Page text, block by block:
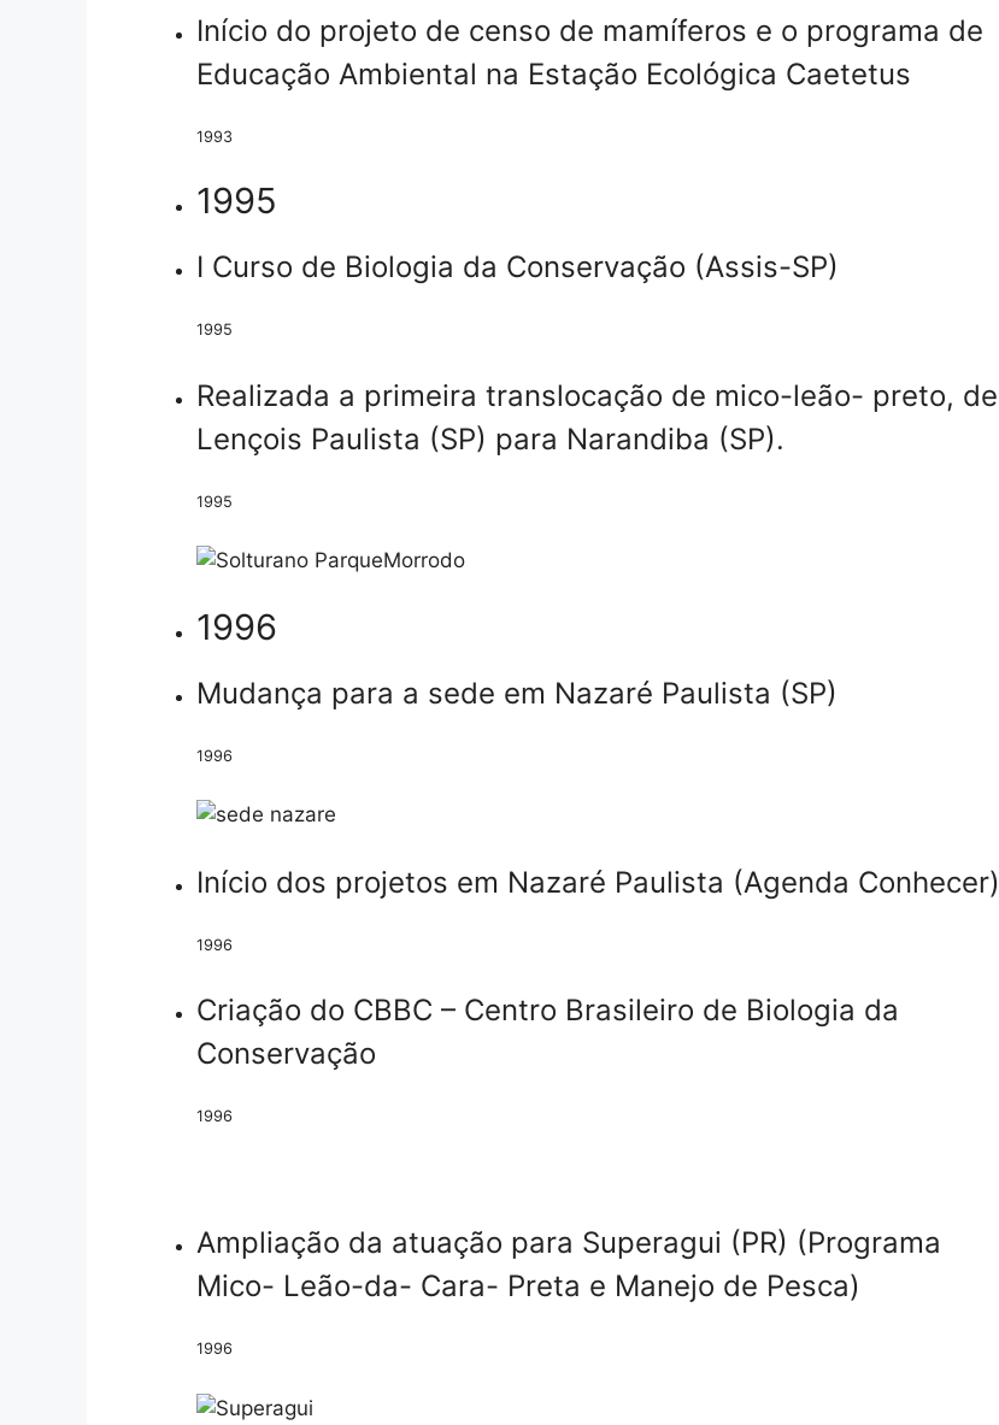
Início do projeto de censo de mamíferos e o programa de
Educação Ambiental na Estação Ecológica Caetetus
1993
1995
I Curso de Biologia da Conservação (Assis-SP)
1995
Realizada a primeira translocação de mico-leão- preto, de
Lençois Paulista (SP) para Narandiba (SP).
1995
1996
Mudança para a sede em Nazaré Paulista (SP)
1996
Início dos projetos em Nazaré Paulista (Agenda Conhecer)
1996
Criação do CBBC – Centro Brasileiro de Biologia da
Conservação
1996
Ampliação da atuação para Superagui (PR) (Programa
Mico- Leão-da- Cara- Preta e Manejo de Pesca)
1996